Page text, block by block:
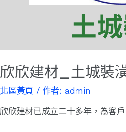
欣欣建材_土城裝
北區黃頁 / 作者:admin
欣欣建材已成立二十多年，為客